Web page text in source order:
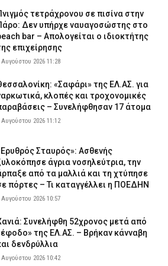
τετράχρονου σε πισίνα στην
Δεν υπήρχε ναυαγοσώστης στο
bar – Απολογείται ο ιδιοκτήτης
επιχείρησης
Αυγούστου 2026 11:28
«Σαφάρι» της ΕΛ.ΑΣ. για
κλοπές και τροχονομικές
– Συνελήφθησαν 17 άτομα
Αυγούστου 2026 11:12
Σταυρός»: Ασθενής
άγρια νοσηλεύτρια, την
από τα μαλλιά και τη χτύπησε
πόρτες – Τι καταγγέλλει η ΠΟΕΔΗΝ
Αυγούστου 2026 10:57
Συνελήφθη 52χρονος μετά από
της ΕΛ.ΑΣ. – Βρήκαν κάνναβη
δενδρύλλια
Αυγούστου 2026 10:42